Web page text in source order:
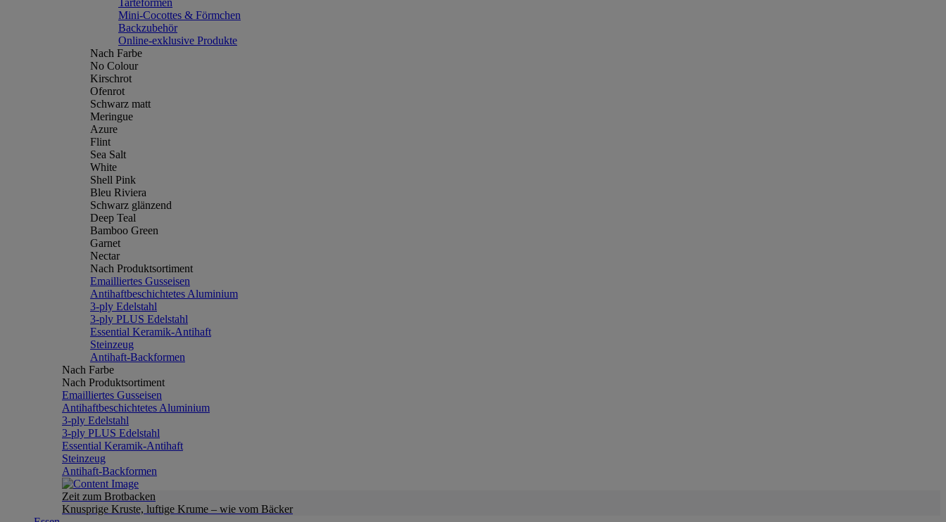
Tarteformen
Mini-Cocottes & Förmchen
Backzubehör
Online-exklusive Produkte
Nach Farbe
No Colour
Kirschrot
Ofenrot
Schwarz matt
Meringue
Azure
Flint
Sea Salt
White
Shell Pink
Bleu Riviera
Schwarz glänzend
Deep Teal
Bamboo Green
Garnet
Nectar
Nach Produktsortiment
Emailliertes Gusseisen
Antihaftbeschichtetes Aluminium
3-ply Edelstahl
3-ply PLUS Edelstahl
Essential Keramik-Antihaft
Steinzeug
Antihaft-Backformen
Nach Farbe
Nach Produktsortiment
Emailliertes Gusseisen
Antihaftbeschichtetes Aluminium
3-ply Edelstahl
3-ply PLUS Edelstahl
Essential Keramik-Antihaft
Steinzeug
Antihaft-Backformen
Zeit zum Brotbacken
Knusprige Kruste, luftige Krume – wie vom Bäcker